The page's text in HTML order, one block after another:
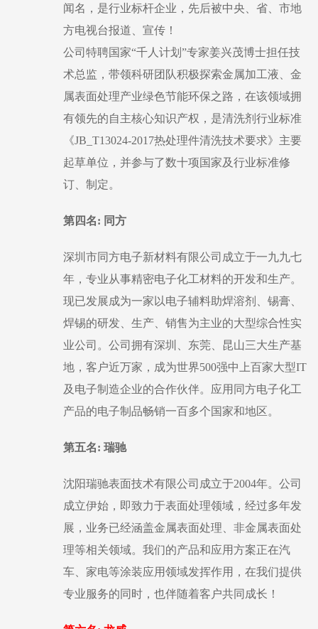
闻名，是行业标杆企业，先后被中央、省、市地
方电视台报道、宣传！
公司特聘国家“千人计划”专家姜兴茂博士担任技
术总监，带领科研团队积极探索金属加工液、金
属表面处理产业绿色节能环保之路，在该领域拥
有领先的自主核心知识产权，是清洗剂行业标准
《JB_T13024-2017热处理件清洗技术要求》主要
起草单位，并参与了数十项国家及行业标准修
订、制定。
第四名: 同方
深圳市同方电子新材料有限公司成立于一九九七
年，专业从事精密电子化工材料的开发和生产。
现已发展成为一家以电子辅料助焊溶剂、锡膏、
焊锡的研发、生产、销售为主业的大型综合性实
业公司。公司拥有深圳、东莞、昆山三大生产基
地，客户近万家，成为世界500强中上百家大型IT
及电子制造企业的合作伙伴。应用同方电子化工
产品的电子制品畅销一百多个国家和地区。
第五名: 瑞驰
沈阳瑞驰表面技术有限公司成立于2004年。公司
成立伊始，即致力于表面处理领域，经过多年发
展，业务已经涵盖金属表面处理、非金属表面处
理等相关领域。我们的产品和应用方案正在汽
车、家电等涂装应用领域发挥作用，在我们提供
专业服务的同时，也伴随着客户共同成长！